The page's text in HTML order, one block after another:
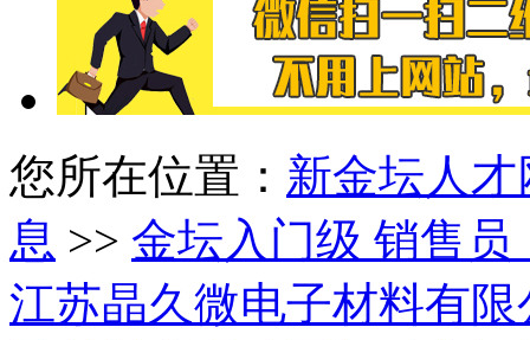
您所在位置： 新金坛人才
息 >> 金坛入门级 销售
江苏晶久微电子材料有